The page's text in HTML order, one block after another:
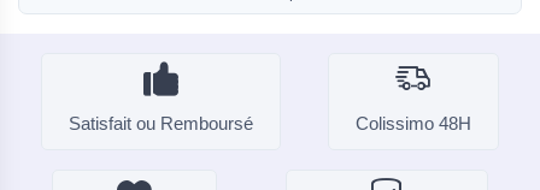
Satisfait ou Remboursé Colissimo 48H